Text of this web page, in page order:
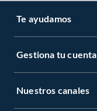
Te ayudamos
Gestiona tu cuenta
Nuestros canales